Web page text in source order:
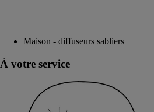
Maison - diffuseurs sabliers
À votre service